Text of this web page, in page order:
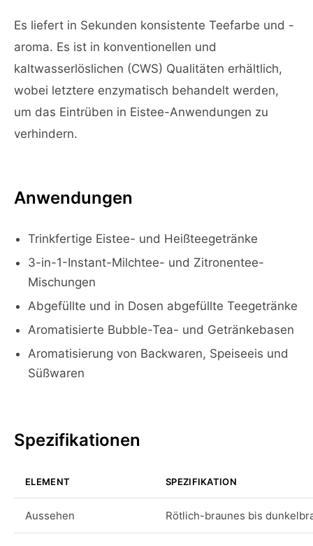
Es liefert in Sekunden konsistente Teefarbe und -
aroma. Es ist in konventionellen und
kaltwasserlöslichen (CWS) Qualitäten erhältlich,
wobei letztere enzymatisch behandelt werden,
um das Eintrüben in Eistee-Anwendungen zu
verhindern.
Anwendungen
Trinkfertige Eistee- und Heißteegetränke
3-in-1-Instant-Milchtee- und Zitronentee-
Mischungen
Abgefüllte und in Dosen abgefüllte Teegetränke
Aromatisierte Bubble-Tea- und Getränkebasen
Aromatisierung von Backwaren, Speiseeis und
Süßwaren
Spezifikationen
ELEMENT SPEZIFIKATION
Aussehen Rötlich-braunes bis